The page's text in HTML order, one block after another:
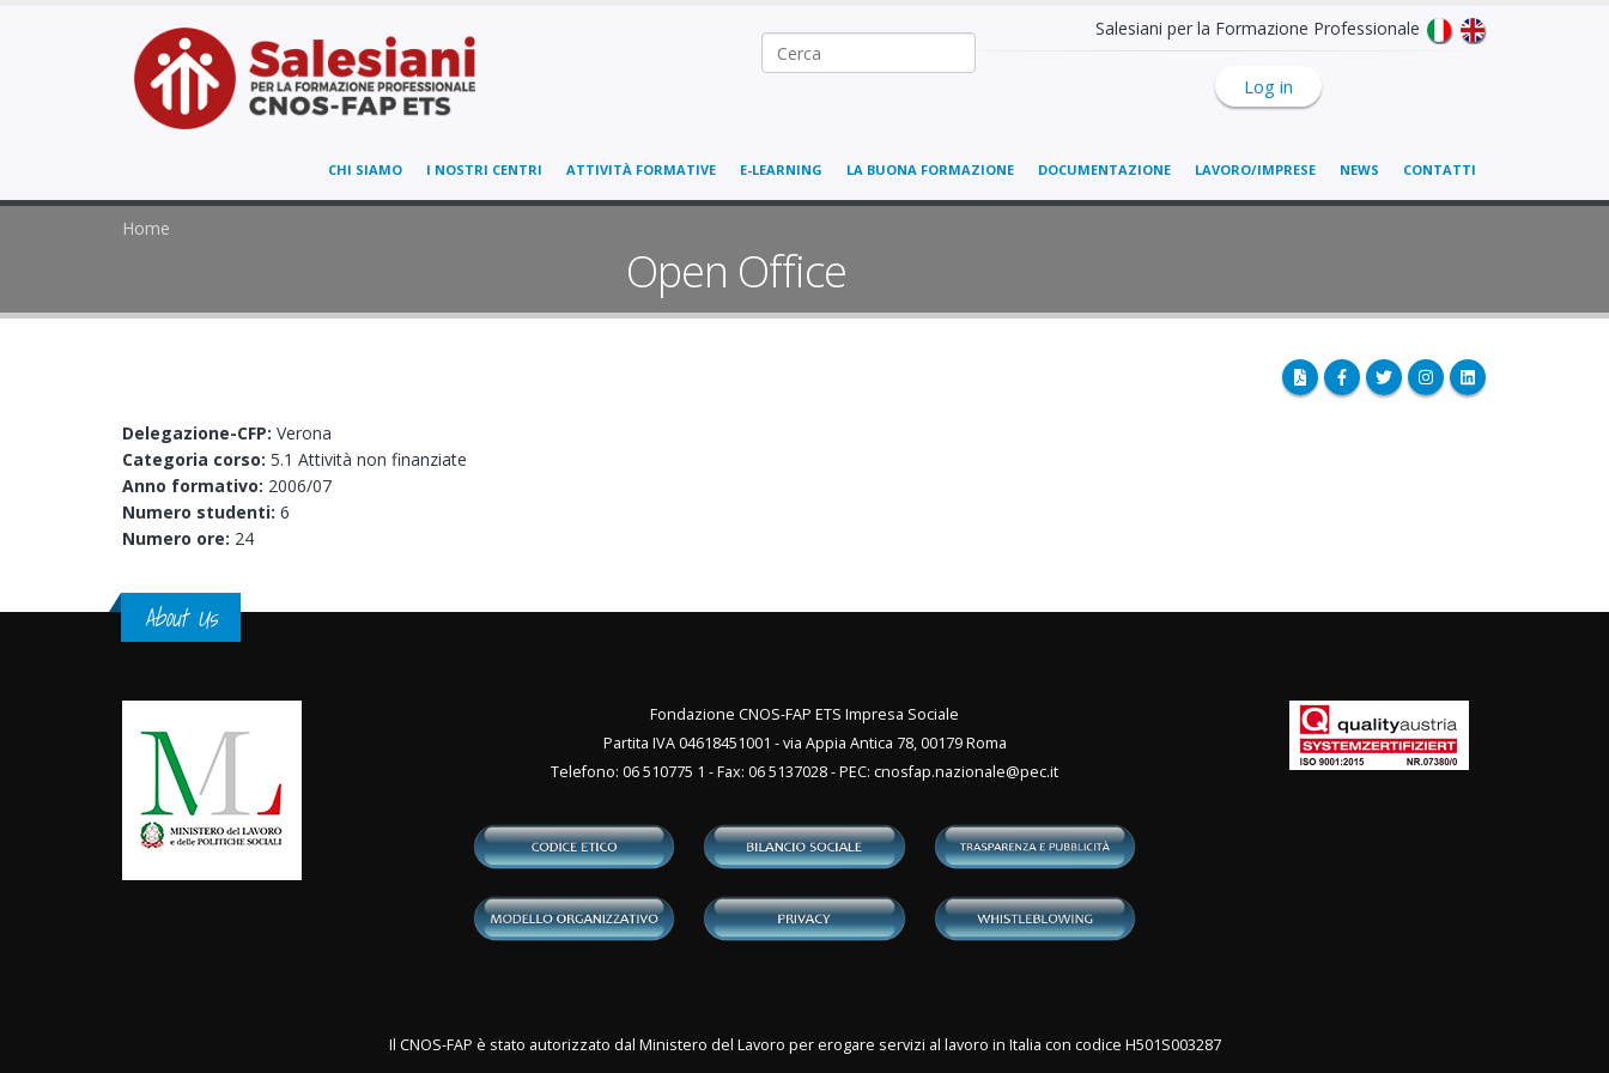
Salesiani per la Formazione Professionale
Log in
Ricerca nel sito
CHI SIAMO I NOSTRI CENTRI ATTIVITÀ FORMATIVE E-LEARNING LA BUONA FORMAZIONE DOCUMENTAZIONE LAVORO/IMPRESE NEWS CONTATTI
Home
Open Office
Delegazione-CFP: Verona
Categoria corso: 5.1 Attività non finanziate
Anno formativo: 2006/07
Numero studenti: 6
Numero ore: 24
About Us
Fondazione CNOS-FAP ETS Impresa Sociale
Partita IVA 04618451001 - via Appia Antica 78, 00179 Roma
Telefono: 06 510775 1 - Fax: 06 5137028 - PEC: cnosfap.nazionale@pec.it
Il CNOS-FAP è stato autorizzato dal Ministero del Lavoro per erogare servizi al lavoro in Italia con codice H501S003287